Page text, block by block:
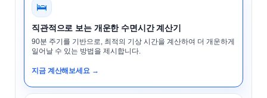
🛌
직관적으로 보는 개운한 수면시간 계산기
90분 주기를 기반으로, 최적의 기상 시간을 계산하여 더 개운하게
일어날 수 있는 방법을 제시합니다.
지금 계산해보세요 →